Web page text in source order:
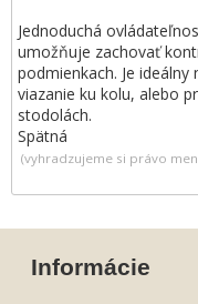
Jednoduchá
umožňuje zachovať
podmienkach. Je
viazanie ku kolu, alebo
stodolách.
Spätná
(vyhradzujeme si právo
Informácie